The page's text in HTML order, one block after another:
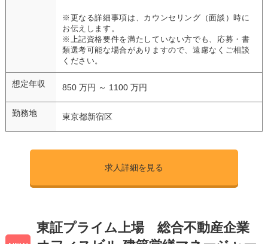
※更なる詳細事項は、カウンセリング（面談）時に
お伝えします。
※上記資格要件を満たしていない方でも、応募・書
類選考可能な場合がありますので、遠慮なくご相談
ください。
想定年収 850 万円 ～ 1100 万円
勤務地 東京都新宿区
求人詳細を見る
東証プライム上場 総合不動産企業